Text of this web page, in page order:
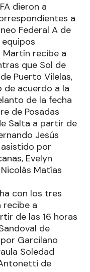
dieron a
a
Federal A de
Martín recibe a
que Sol de
Puerto Vilelas,
de acuerdo a la
de la fecha
de Posadas
Salta a partir de
Jesús
por
Evelyn
Matías
con los tres
recibe a
de las 16 horas
de
Garcilano
Soledad
de